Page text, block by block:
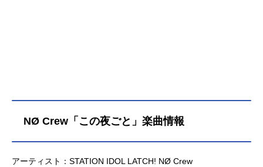
NØ Crew「この夜ごと」楽曲情報
アーティスト：STATION IDOL LATCH! NØ Crew